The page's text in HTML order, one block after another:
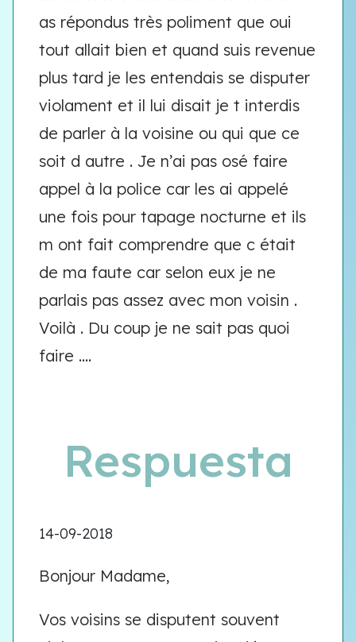
as répondus très poliment que oui
tout allait bien et quand suis revenue
plus tard je les entendais se disputer
violament et il lui disait je t interdis
de parler à la voisine ou qui que ce
soit d autre . Je n’ai pas osé faire
appel à la police car les ai appelé
une fois pour tapage nocturne et ils
m ont fait comprendre que c était
de ma faute car selon eux je ne
parlais pas assez avec mon voisin .
Voilà . Du coup je ne sait pas quoi
faire ....
Respuesta
14-09-2018
Bonjour Madame,
Vos voisins se disputent souvent